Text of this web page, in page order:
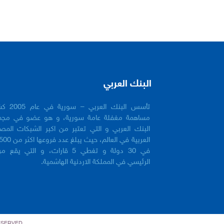
البنك العربي
تأسس البنك
مساهمة مغفلة عامة سورية، و هو عضو في
البنك العربي و التي تعتبر من اكبر الشبكات
في 30 دولة و تغطي 5 قارات، و التي
الرئيسي في المملكة الاردنية الهاشمية.